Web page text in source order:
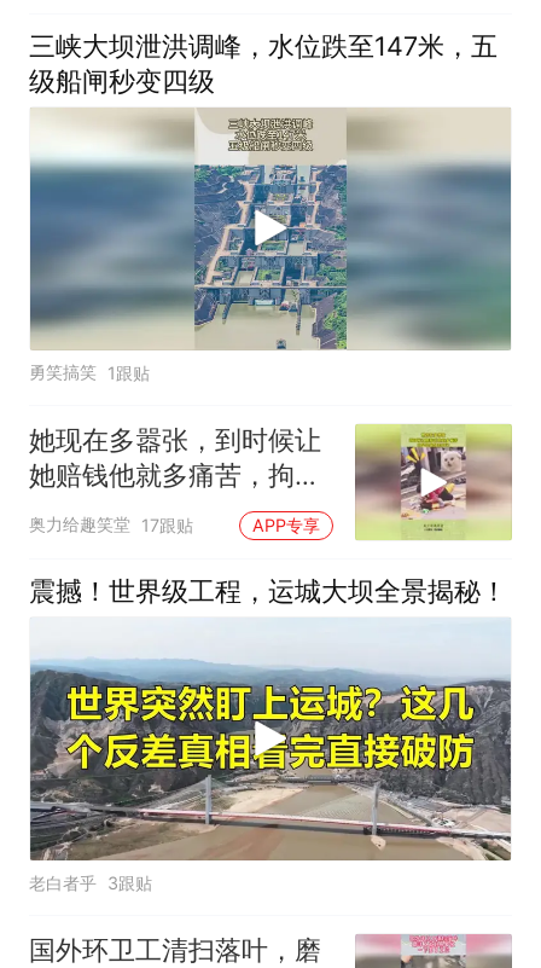
三峡大坝泄洪调峰，水位跌至147米，五
级船闸秒变四级
勇笑搞笑 1跟贴
她现在多嚣张，到时候让
她赔钱他就多痛苦，拘留
是最好的办法
奥力给趣笑堂 17跟贴 APP专享
震撼！世界级工程，运城大坝全景揭秘！
老白者乎 3跟贴
国外环卫工清扫落叶，磨